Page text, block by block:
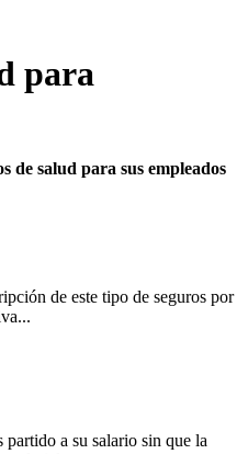
para
de salud para sus empleados
de este tipo de seguros por
partido a su salario sin que la